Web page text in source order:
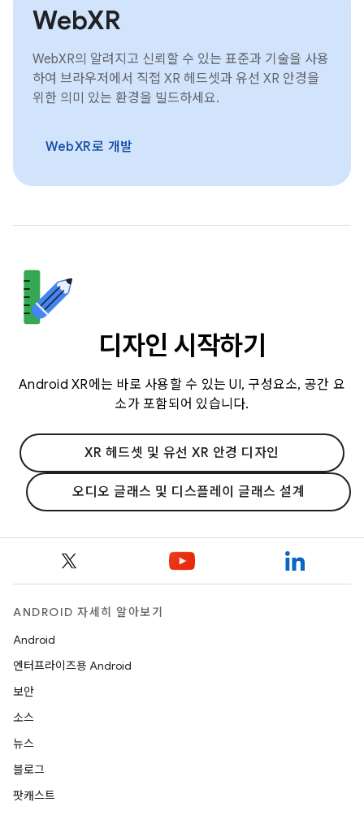
WebXR
WebXR의 알려지고 신뢰할 수 있는 표준과 기술을 사용
하여 브라우저에서 직접 XR 헤드셋과 유선 XR 안경을
위한 의미 있는 환경을 빌드하세요.
WebXR로 개발
디자인 시작하기
Android XR에는 바로 사용할 수 있는 UI, 구성요소, 공간 요
소가 포함되어 있습니다.
XR 헤드셋 및 유선 XR 안경 디자인
오디오 글래스 및 디스플레이 글래스 설계
ANDROID 자세히 알아보기
Android
엔터프라이즈용 Android
보안
소스
뉴스
블로그
팟캐스트